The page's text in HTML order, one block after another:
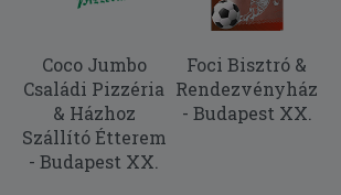
Coco Jumbo
Családi Pizzéria
& Házhoz
Szállító Étterem
- Budapest XX.
Foci Bisztró &
Rendezvényház
- Budapest XX.